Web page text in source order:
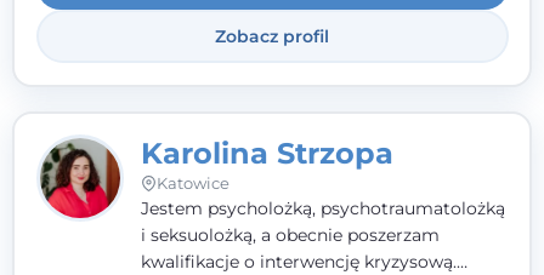
Systemowej.
Zobacz profil
Karolina Strzopa
Katowice
Jestem psycholożką, psychotraumatolożką
i seksuolożką, a obecnie poszerzam
kwalifikacje o interwencję kryzysową.